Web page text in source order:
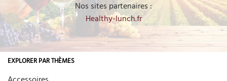
Nos sites partenaires :
Healthy-lunch.fr
EXPLORER PAR THÈMES